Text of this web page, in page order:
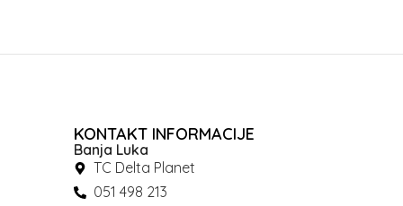
KONTAKT INFORMACIJE
Banja Luka
TC Delta Planet
051 498 213